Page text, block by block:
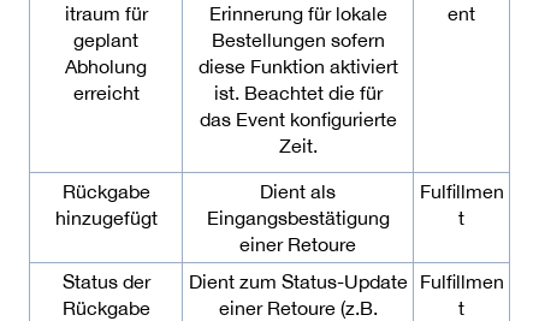
itraum für
geplant
Abholung
erreicht
Erinnerung für lokale
Bestellungen sofern
diese Funktion aktiviert
ist. Beachtet die für
das Event konfigurierte
Zeit.
ent
Rückgabe
hinzugefügt
Dient als
Eingangsbestätigung
einer Retoure
Fulfillmen
t
Status der
Rückgabe
Dient zum Status-Update
einer Retoure (z.B.
Fulfillmen
t